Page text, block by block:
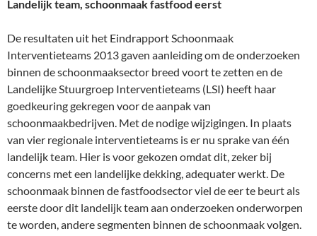
Landelijk team, schoonmaak fastfood eerst
De resultaten uit het Eindrapport Schoonmaak
Interventieteams 2013 gaven aanleiding om de onderzoeken
binnen de schoonmaaksector breed voort te zetten en de
Landelijke Stuurgroep Interventieteams (LSI) heeft haar
goedkeuring gekregen voor de aanpak van
schoonmaakbedrijven. Met de nodige wijzigingen. In plaats
van vier regionale interventieteams is er nu sprake van één
landelijk team. Hier is voor gekozen omdat dit, zeker bij
concerns met een landelijke dekking, adequater werkt. De
schoonmaak binnen de fastfoodsector viel de eer te beurt als
eerste door dit landelijk team aan onderzoeken onderworpen
te worden, andere segmenten binnen de schoonmaak volgen.